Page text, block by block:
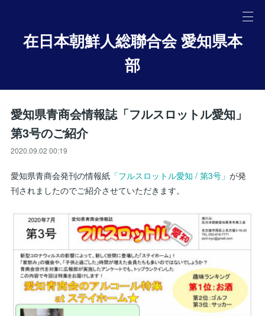
在日本朝鮮人総聯合会 愛知県本
部
愛知県青商会情報誌「フルスロットル愛知」
第3号のご紹介
2020.09.02 00:19
愛知県青商会発刊の情報紙 「フルスロットル愛知 / 第3号」が発
刊されましたのでご紹介させていただきます。